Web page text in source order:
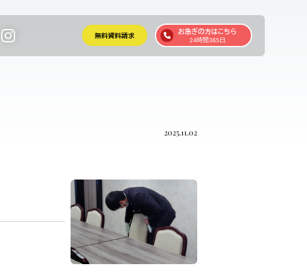
無料資料請求 お急ぎの方はこちら
24時間365日
2025.11.02